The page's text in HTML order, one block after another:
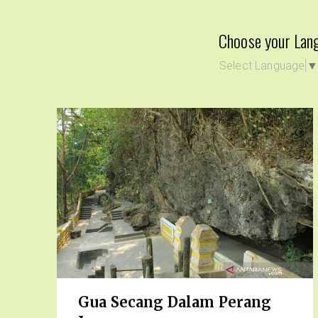
Choose your
Select Language ▼
Gua Secang Dalam Perang